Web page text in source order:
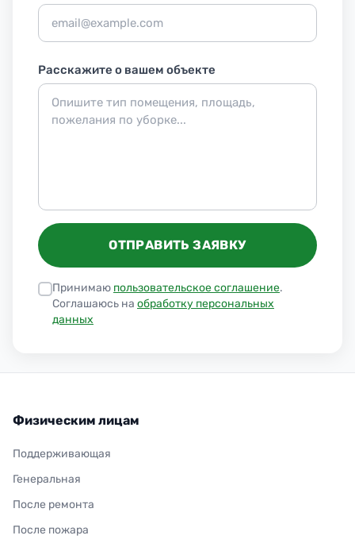
Расскажите о вашем объекте
ОТПРАВИТЬ ЗАЯВКУ
Принимаю пользовательское соглашение.
Соглашаюсь на обработку персональных
данных
Физическим лицам
Поддерживающая
Генеральная
После ремонта
После пожара